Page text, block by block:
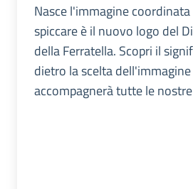
Nasce l'immagine coordinata
spiccare è il nuovo logo del
della Ferratella. Scopri il
dietro la scelta
accompagnerà tutte le